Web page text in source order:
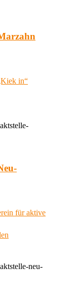
in“
für aktive
neu-